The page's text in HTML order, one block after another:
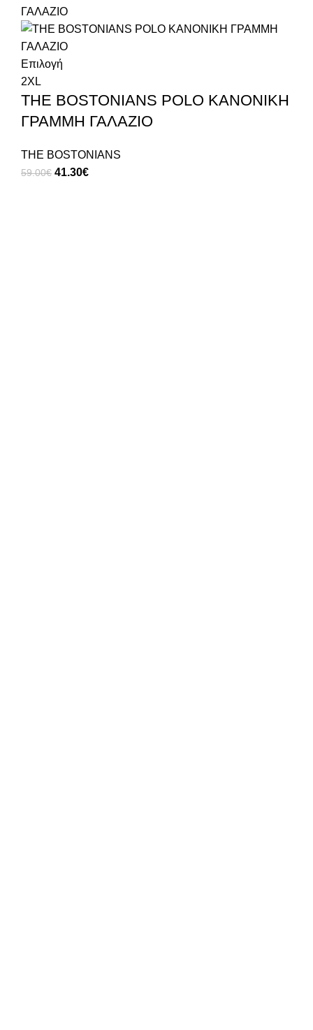
Επιλογή
2XL
THE BOSTONIANS POLO ΚΑΝΟΝΙΚΗ
ΓΡΑΜΜΗ ΓΑΛΑΖΙΟ
THE BOSTONIANS
59.00€ 41.30€